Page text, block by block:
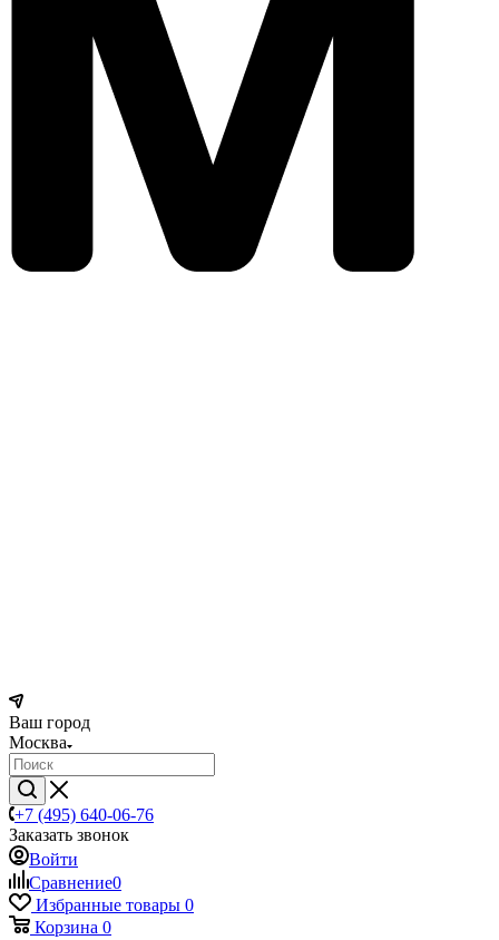
Ваш город
Москва
+7 (495) 640-06-76
Заказать звонок
Войти
Сравнение0
Избранные товары 0
Корзина 0